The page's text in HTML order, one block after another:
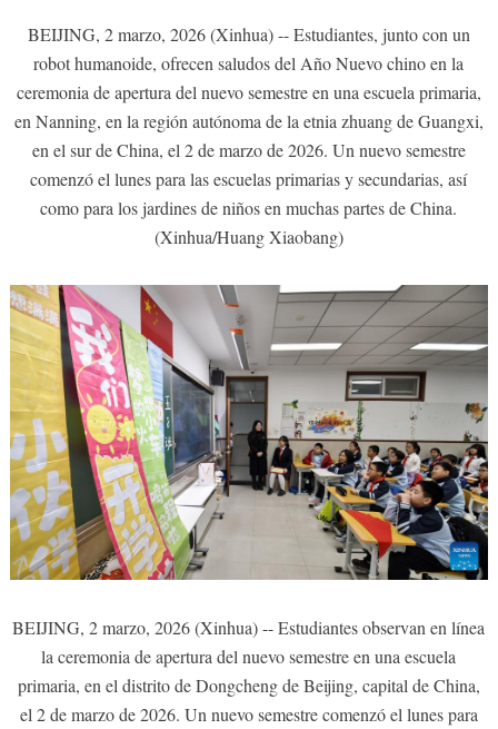
BEIJING, 2 marzo, 2026 (Xinhua) -- Estudiantes, junto con un
robot humanoide, ofrecen saludos del Año Nuevo chino en la
ceremonia de apertura del nuevo semestre en una escuela primaria,
en Nanning, en la región autónoma de la etnia zhuang de Guangxi,
en el sur de China, el 2 de marzo de 2026. Un nuevo semestre
comenzó el lunes para las escuelas primarias y secundarias, así
como para los jardines de niños en muchas partes de China.
(Xinhua/Huang Xiaobang)
BEIJING, 2 marzo, 2026 (Xinhua) -- Estudiantes observan en línea
la ceremonia de apertura del nuevo semestre en una escuela
primaria, en el distrito de Dongcheng de Beijing, capital de China,
el 2 de marzo de 2026. Un nuevo semestre comenzó el lunes para